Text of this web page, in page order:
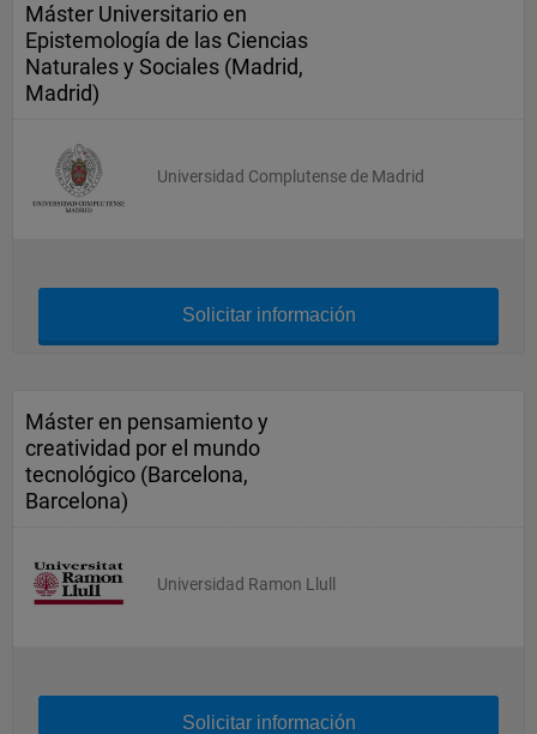
Máster Universitario en
Epistemología de las Ciencias
Naturales y Sociales (Madrid,
Madrid)
Universidad Complutense de Madrid
Solicitar información
Máster en pensamiento y
creatividad por el mundo
tecnológico (Barcelona,
Barcelona)
Universidad Ramon Llull
Solicitar información